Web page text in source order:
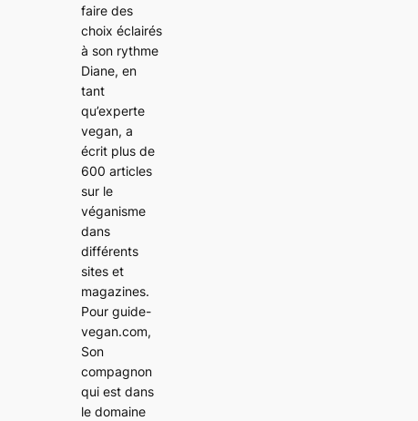
faire des
choix éclairés
à son rythme
Diane, en
tant
qu’experte
vegan, a
écrit plus de
600 articles
sur le
véganisme
dans
différents
sites et
magazines.
Pour guide-
vegan.com,
Son
compagnon
qui est dans
le domaine